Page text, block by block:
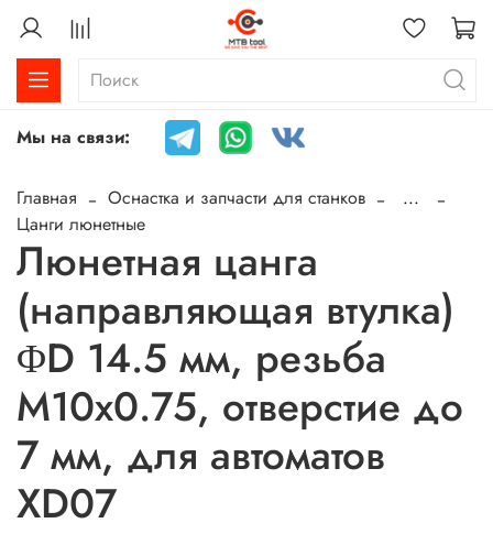
Мы на связи:
Главная Оснастка и запчасти для станков
...
Цанги люнетные
Люнетная цанга
(направляющая втулка)
ΦD 14.5 мм, резьба
M10x0.75, отверстие до
7 мм, для автоматов
XD07